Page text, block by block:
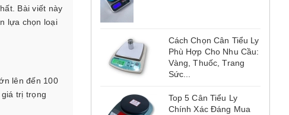
Bài viết này
lựa chọn loại
lên đến 100
trị trọng
Cách Chọn Cân Tiểu Ly
Phù Hợp Cho Nhu Cầu:
Vàng, Thuốc, Trang
Sức...
Top 5 Cân Tiểu Ly
Chính Xác Đáng Mua